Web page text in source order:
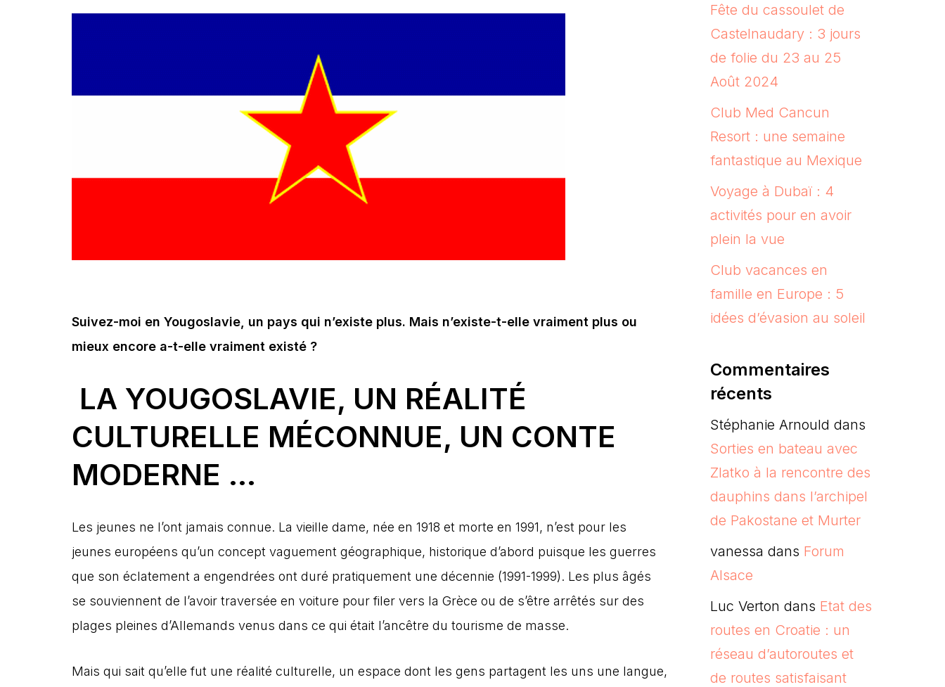
Suivez-moi en Yougoslavie, un pays qui n’existe plus. Mais n’existe-t-elle vraiment plus ou
mieux encore a-t-elle vraiment existé ?
LA YOUGOSLAVIE, UN RÉALITÉ
CULTURELLE MÉCONNUE, UN CONTE
MODERNE …
Les jeunes ne l’ont jamais connue. La vieille dame, née en 1918 et morte en 1991, n’est pour les
jeunes européens qu’un concept vaguement géographique, historique d’abord puisque les guerres
que son éclatement a engendrées ont duré pratiquement une décennie (1991-1999). Les plus âgés
se souviennent de l’avoir traversée en voiture pour filer vers la Grèce ou de s’être arrêtés sur des
plages pleines d’Allemands venus dans ce qui était l’ancêtre du tourisme de masse.
Mais qui sait qu’elle fut une réalité culturelle, un espace dont les gens partagent les uns une langue,
Fête du cassoulet de
Castelnaudary : 3 jours
de folie du 23 au 25
Août 2024
Club Med Cancun
Resort : une semaine
fantastique au Mexique
Voyage à Dubaï : 4
activités pour en avoir
plein la vue
Club vacances en
famille en Europe : 5
idées d’évasion au soleil
Commentaires
récents
Stéphanie Arnould dans
Sorties en bateau avec
Zlatko à la rencontre des
dauphins dans l’archipel
de Pakostane et Murter
vanessa dans Forum
Alsace
Luc Verton dans Etat des
routes en Croatie : un
réseau d’autoroutes et
de routes satisfaisant